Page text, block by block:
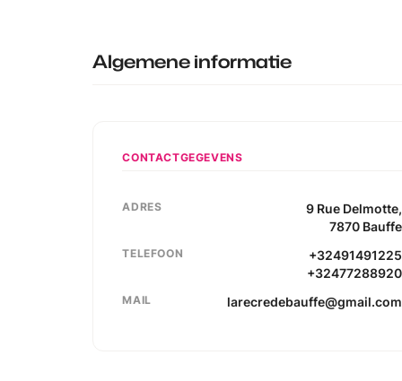
Algemene informatie
CONTACTGEGEVENS
ADRES 9 Rue Delmotte,
7870 Bauffe
TELEFOON
+32491491225
+32477288920
MAIL larecredebauffe@gmail.com